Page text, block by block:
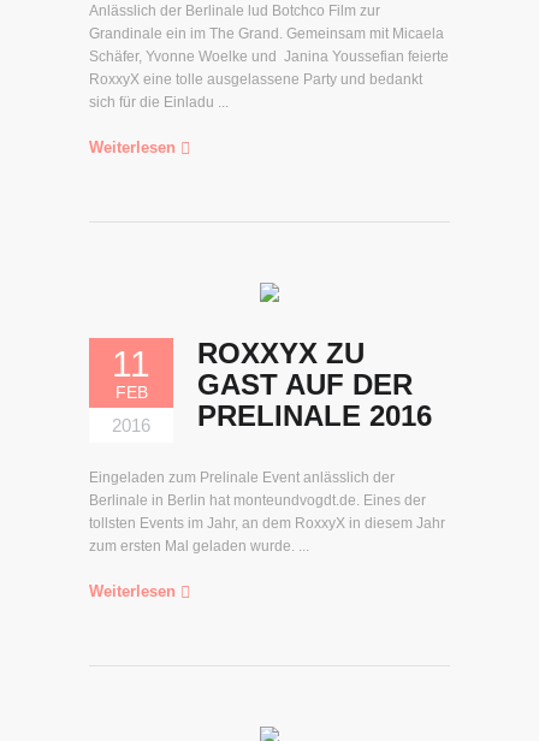
Anlässlich der Berlinale lud Botchco Film zur
Grandinale ein im The Grand. Gemeinsam mit Micaela
Schäfer, Yvonne Woelke und Janina Youssefian feierte
RoxxyX eine tolle ausgelassene Party und bedankt
sich für die Einladu ...
Weiterlesen
11
FEB
2016
ROXXYX ZU
GAST AUF DER
PRELINALE 2016
Eingeladen zum Prelinale Event anlässlich der
Berlinale in Berlin hat monteundvogdt.de. Eines der
tollsten Events im Jahr, an dem RoxxyX in diesem Jahr
zum ersten Mal geladen wurde. ...
Weiterlesen